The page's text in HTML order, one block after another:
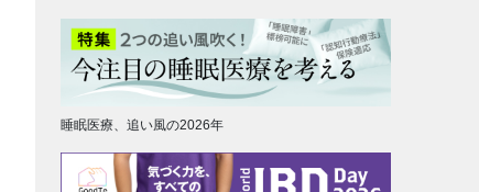
睡眠医療、追い風の2026年